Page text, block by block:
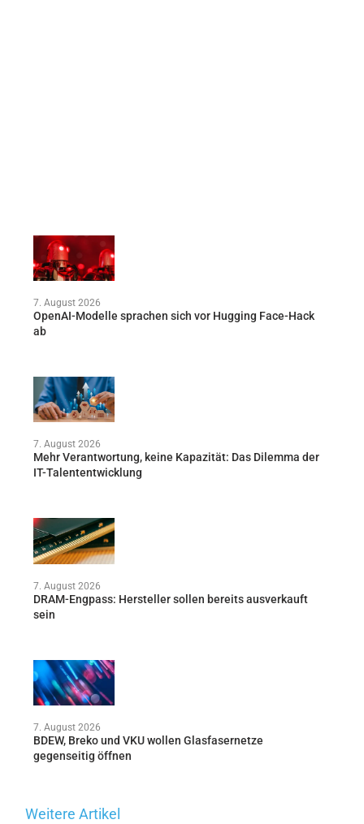
7. August 2026
OpenAI-Modelle sprachen sich vor Hugging Face-Hack
ab
7. August 2026
Mehr Verantwortung, keine Kapazität: Das Dilemma der
IT-Talententwicklung
7. August 2026
DRAM-Engpass: Hersteller sollen bereits ausverkauft
sein
7. August 2026
BDEW, Breko und VKU wollen Glasfasernetze
gegenseitig öffnen
Weitere Artikel